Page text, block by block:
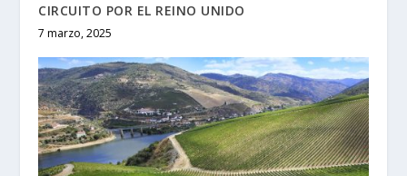
CIRCUITO POR EL REINO UNIDO
7 marzo, 2025